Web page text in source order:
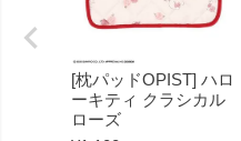
[枕パッドOPIST] ハロ
ーキティ クラシカル
ローズ